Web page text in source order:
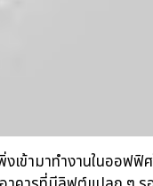
เข้ามาทำงานในออฟ